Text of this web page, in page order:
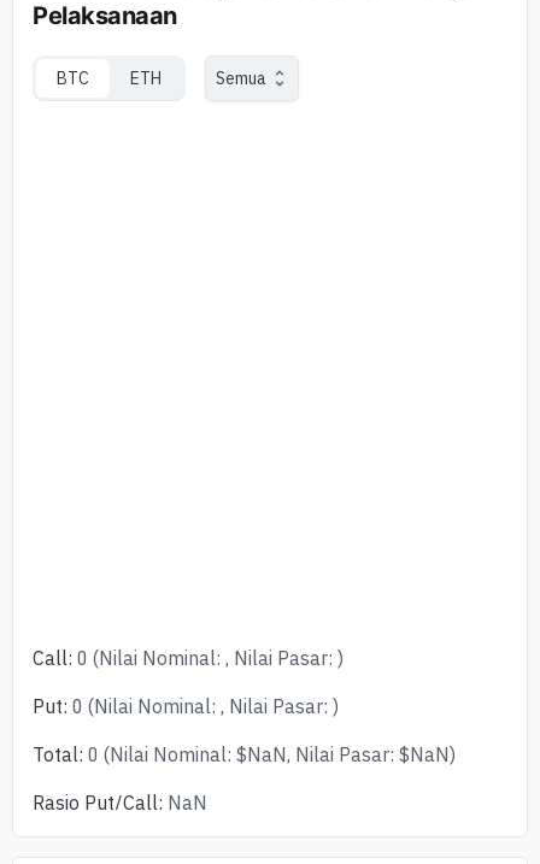
Pelaksanaan
BTC ETH Semua
Call: 0 (Nilai Nominal: , Nilai Pasar: )
Put: 0 (Nilai Nominal: , Nilai Pasar: )
Total: 0 (Nilai Nominal: $NaN, Nilai Pasar: $NaN)
Rasio Put/Call: NaN